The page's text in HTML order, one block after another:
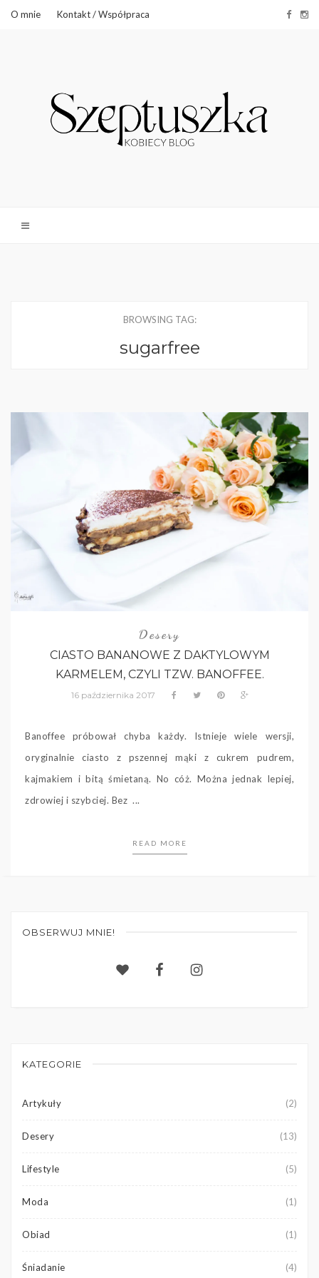
O mnie Kontakt / Współpraca
BROWSING TAG:
sugarfree
Desery
CIASTO BANANOWE Z DAKTYLOWYM
KARMELEM, CZYLI TZW. BANOFFEE.
16 października 2017
Banoffee próbował chyba każdy. Istnieje wiele wersji,
oryginalnie ciasto z pszennej mąki z cukrem pudrem,
kajmakiem i bitą śmietaną. No cóż. Można jednak lepiej,
zdrowiej i szybciej. Bez ...
READ MORE
OBSERWUJ MNIE!
KATEGORIE
Artykuły (2)
Desery (13)
Lifestyle (5)
Moda (1)
Obiad (1)
Śniadanie (4)